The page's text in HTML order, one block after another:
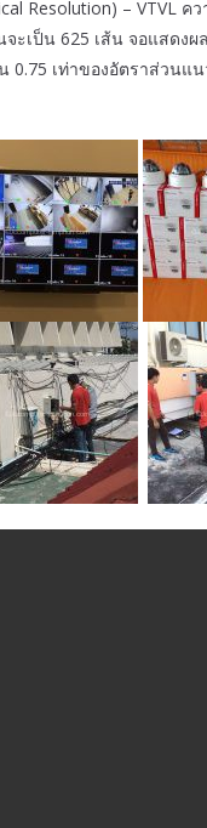
Resolution) – VTVL
ะเป็น 625 เส้น จอแสด
0.75 เท่าของอัตราส่วน